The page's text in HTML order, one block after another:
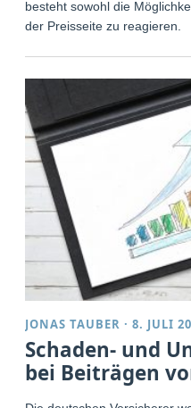
besteht sowohl die
der Preisseite zu reagieren.
JONAS TAUBER ·8. JULI
Schaden- und
bei Beiträgen